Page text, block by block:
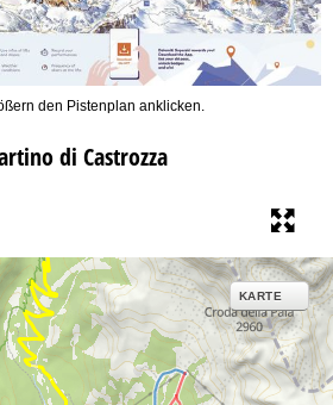
den Pistenplan anklicken.
di Castrozza
KARTE